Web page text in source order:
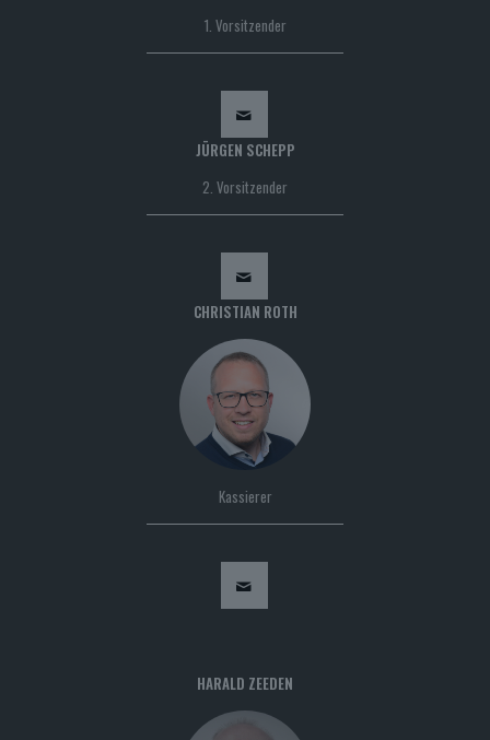
1. Vorsitzender
JÜRGEN SCHEPP
2. Vorsitzender
CHRISTIAN ROTH
Kassierer
HARALD ZEEDEN